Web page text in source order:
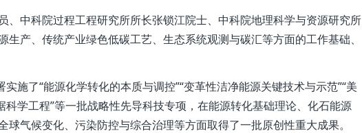
中科院过程工程研究所所长张锁江院士、中科院地理科学与资源研究所
产、传统产业绿色低碳工艺、生态系统观测与碳汇等方面的工作基础、
了“能源化学转化的本质与调控”“变革性洁净能源关键技术与示范”“美
科学工程”等一批战略性先导科技专项，在能源转化基础理论、化石能源
气候变化、污染防控与综合治理等方面取得了一批原创性重大成果。